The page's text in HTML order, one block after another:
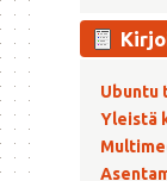
Ubuntu
Yleistä